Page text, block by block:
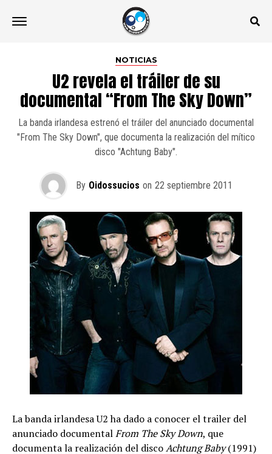
NOTICIAS
U2 revela el tráiler de su
documental “From The Sky Down”
La banda irlandesa estrenó el tráiler del anunciado documental
"From The Sky Down", que documenta la realización del mítico
disco "Achtung Baby".
By Oidossucios on 22 septiembre 2011
La banda irlandesa U2 ha dado a conocer el trailer del
anunciado documentalFrom The Sky Down, que
documenta la realización del discoAchtung Baby(1991)